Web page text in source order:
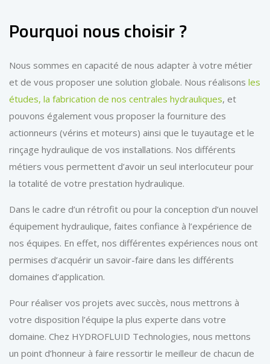
Pourquoi nous choisir ?
Nous sommes en capacité de nous adapter à votre métier
et de vous proposer une solution globale. Nous réalisons les
études, la fabrication de nos centrales hydrauliques, et
pouvons également vous proposer la fourniture des
actionneurs (vérins et moteurs) ainsi que le tuyautage et le
rinçage hydraulique de vos installations. Nos différents
métiers vous permettent d’avoir un seul interlocuteur pour
la totalité de votre prestation hydraulique.
Dans le cadre d’un rétrofit ou pour la conception d’un nouvel
équipement hydraulique, faites confiance à l’expérience de
nos équipes. En effet, nos différentes expériences nous ont
permises d’acquérir un savoir-faire dans les différents
domaines d’application.
Pour réaliser vos projets avec succès, nous mettrons à
votre disposition l’équipe la plus experte dans votre
domaine. Chez HYDROFLUID Technologies, nous mettons
un point d’honneur à faire ressortir le meilleur de chacun de